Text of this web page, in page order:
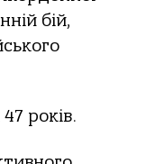
бій,
років.